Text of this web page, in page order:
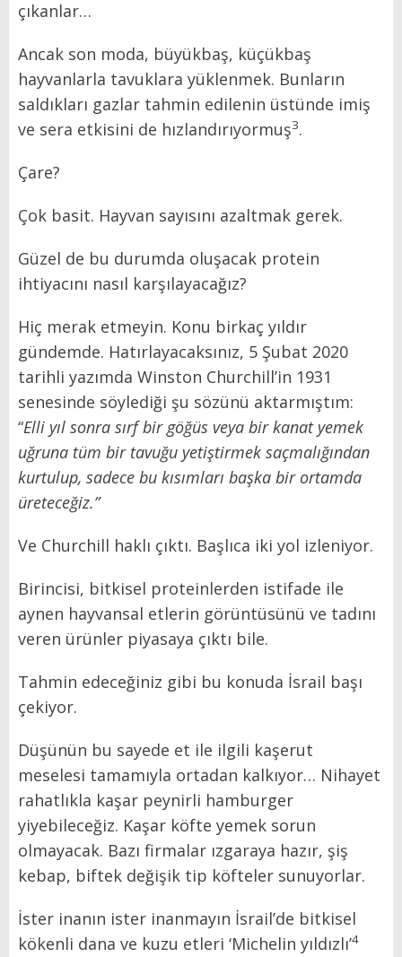
çıkanlar…
Ancak son moda, büyükbaş, küçükbaş
hayvanlarla tavuklara yüklenmek. Bunların
saldıkları gazlar tahmin edilenin üstünde imiş
ve sera etkisini de hızlandırıyormuş3.
Çare?
Çok basit. Hayvan sayısını azaltmak gerek.
Güzel de bu durumda oluşacak protein
ihtiyacını nasıl karşılayacağız?
Hiç merak etmeyin. Konu birkaç yıldır
gündemde. Hatırlayacaksınız, 5 Şubat 2020
tarihli yazımda Winston Churchill’in 1931
senesinde söylediği şu sözünü aktarmıştım:
“Elli yıl sonra sırf bir göğüs veya bir kanat yemek
uğruna tüm bir tavuğu yetiştirmek saçmalığından
kurtulup, sadece bu kısımları başka bir ortamda
üreteceğiz.”
Ve Churchill haklı çıktı. Başlıca iki yol izleniyor.
Birincisi, bitkisel proteinlerden istifade ile
aynen hayvansal etlerin görüntüsünü ve tadını
veren ürünler piyasaya çıktı bile.
Tahmin edeceğiniz gibi bu konuda İsrail başı
çekiyor.
Düşünün bu sayede et ile ilgili kaşerut
meselesi tamamıyla ortadan kalkıyor… Nihayet
rahatlıkla kaşar peynirli hamburger
yiyebileceğiz. Kaşar köfte yemek sorun
olmayacak. Bazı firmalar ızgaraya hazır, şiş
kebap, biftek değişik tip köfteler sunuyorlar.
İster inanın ister inanmayın İsrail’de bitkisel
kökenli dana ve kuzu etleri ‘Michelin yıldızlı’4